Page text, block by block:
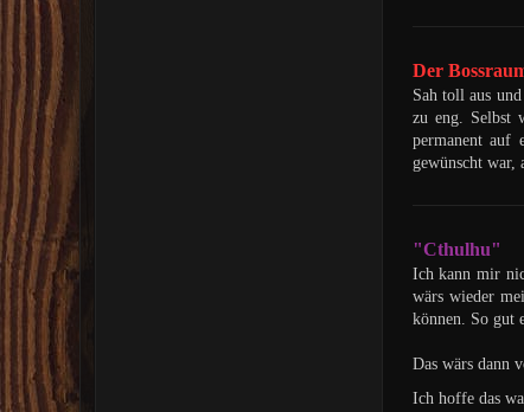
Der
Sah toll aus
zu eng. Selbst
permanent auf
gewünscht war,
"Cthulhu"
Ich kann mir
wärs wieder
können. So gut
Das wärs dann
Ich hoffe das